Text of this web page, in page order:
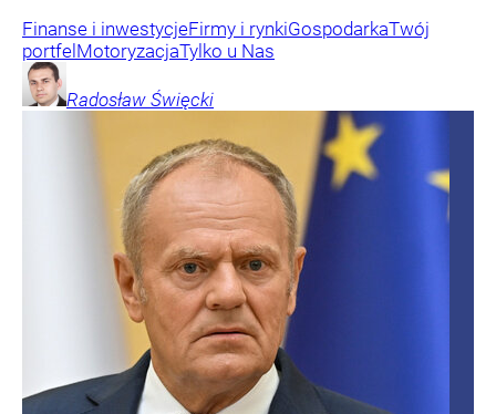
Finanse i inwestycjeFirmy i rynkiGospodarkaTwój
portfelMotoryzacjaTylko u Nas
Radosław Święcki